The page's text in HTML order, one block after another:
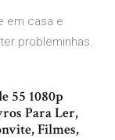
em casa e
probleminhas.
55 1080p
Para Ler,
Filmes,